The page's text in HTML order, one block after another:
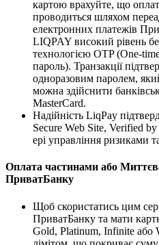
картою врахуйте, що
проводиться шляхом
електронних платежів
LIQPAY високий рівень
технологією OTP (One-
пароль). Транзакції
одноразовим паролем,
можна здійснити
MasterCard.
Надійність LiqPay
Secure Web Site, Verified
ері управління ризиками
Оплата частинами або
ПриватБанку
Щоб скористатись цим
ПриватБанку та мати
Gold, Platinum, Infinite або